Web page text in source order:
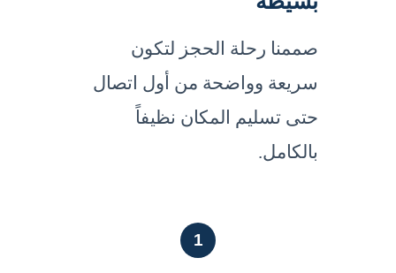
صممنا رحلة الحجز لتكون
سريعة وواضحة من أول اتصال
حتى تسليم المكان نظيفاً
بالكامل.
1